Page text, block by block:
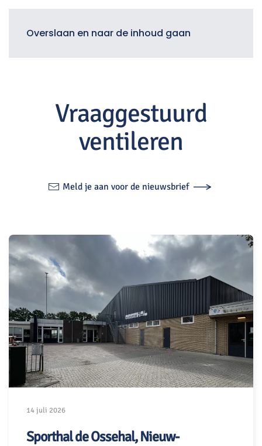
Overslaan en naar de inhoud gaan
Vraaggestuurd
ventileren
Meld je aan voor de nieuwsbrief
14 juli 2026
Sporthal de Ossehal, Nieuw-